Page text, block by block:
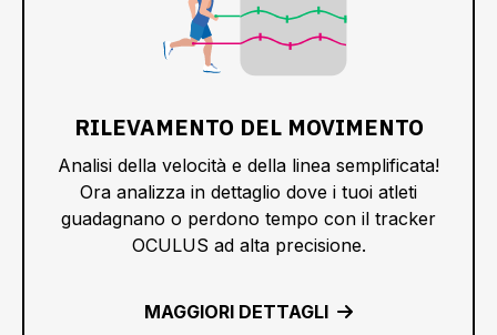
RILEVAMENTO DEL MOVIMENTO
Analisi della velocità e della linea semplificata!
Ora analizza in dettaglio dove i tuoi atleti
guadagnano o perdono tempo con il tracker
OCULUS ad alta precisione.
MAGGIORI DETTAGLI